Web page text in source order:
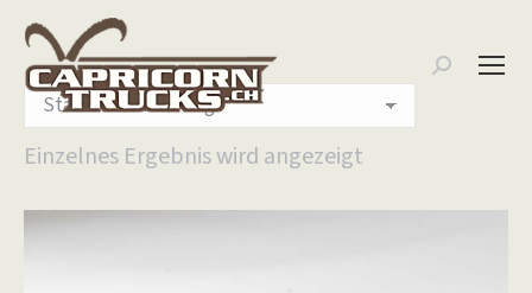
Search:
Einzelnes Ergebnis wird angezeigt